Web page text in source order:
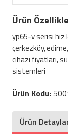
Ürün
yp65-v serisi hız
çerkezköy,
cihazı fiyatları,
sistemleri
Ürün Kodu:
Ürün